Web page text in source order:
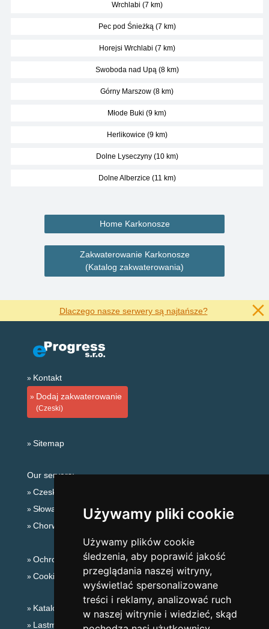
Używamy pliki cookie
Używamy plików cookie
śledzenia, aby poprawić jakość
przeglądania naszej witryny,
wyświetlać spersonalizowane
treści i reklamy, analizować ruch
w naszej witrynie i wiedzieć, skąd
Wrchlabi (7 km)
Pec pod Śnieżką (7 km)
Horejsi Wrchlabi (7 km)
Swoboda nad Upą (8 km)
Górny Marszow (8 km)
Młode Buki (9 km)
Herlikowice (9 km)
Dolne Lyseczyny (10 km)
Dolne Alberzice (11 km)
Home Karkonosze
Zakwaterowanie Karkonosze
(Katalog zakwaterowania)
Dlaczego nasze serwery są najtańsze?
Kontakt
Dodaj zakwaterowanie
(Czeski)
Sitemap
Our servers:
Czeskie Góry
Słowackie góry
Chorwacja
Ochrona prywatności
Cookies
Katalog zakwaterowania
Lastminute Karkonosze